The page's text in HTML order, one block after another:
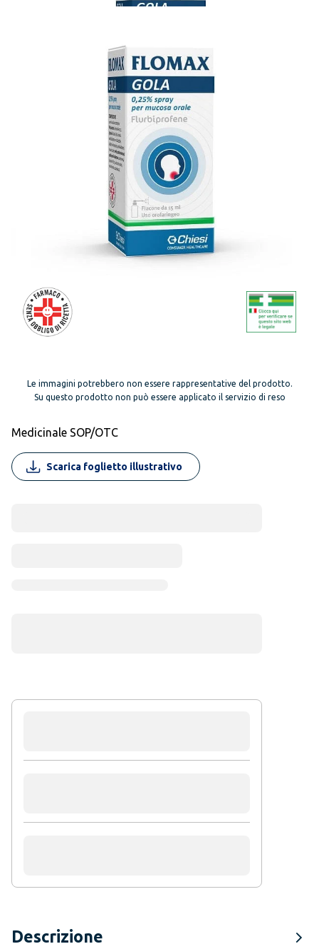
Le immagini potrebbero non essere rappresentative del prodotto.
Su questo prodotto non può essere applicato il servizio di reso
Medicinale SOP/OTC
Scarica foglietto illustrativo
Descrizione